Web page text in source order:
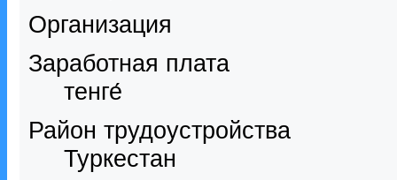
Организация
Заработная плата
тенге́
Район трудоустройства
Туркестан